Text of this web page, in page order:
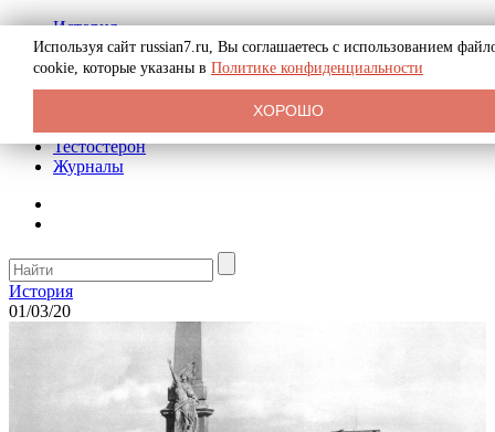
История
Биография
Криминал
Реклама на сайте
Тестостерон
Журналы
История
01/03/20
Используя сайт russian7.ru, Вы соглашаетесь с использованием
cookie, которые указаны в Политике конфиденциальности
ХОРОШО